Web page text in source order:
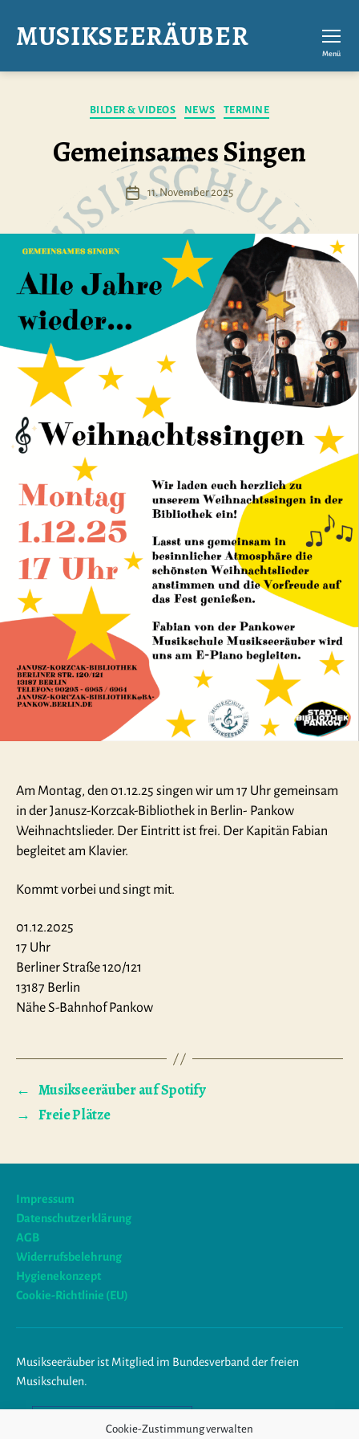
Cookie-Zustimmung verwalten
MUSIKSEERÄUBER Menü
Kategorien
BILDER & VIDEOS NEWS TERMINE
Gemeinsames Singen
Veröffentlichungsdatum
11. November 2025
Am Montag, den 01.12.25 singen wir um 17 Uhr gemeinsam
in der Janusz-Korzcak-Bibliothek in Berlin- Pankow
Weihnachtslieder. Der Eintritt ist frei. Der Kapitän Fabian
begleitet am Klavier.
Kommt vorbei und singt mit.
01.12.2025
17 Uhr
Berliner Straße 120/121
13187 Berlin
Nähe S-Bahnhof Pankow
← Musikseeräuber auf Spotify
→ Freie Plätze
Impressum
Datenschutzerklärung
AGB
Widerrufsbelehrung
Hygienekonzept
Cookie-Richtlinie (EU)
Musikseeräuber ist Mitglied im Bundesverband der freien
Musikschulen.
Am Ende trägst du Musik im